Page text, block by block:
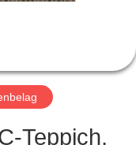
Teppich,